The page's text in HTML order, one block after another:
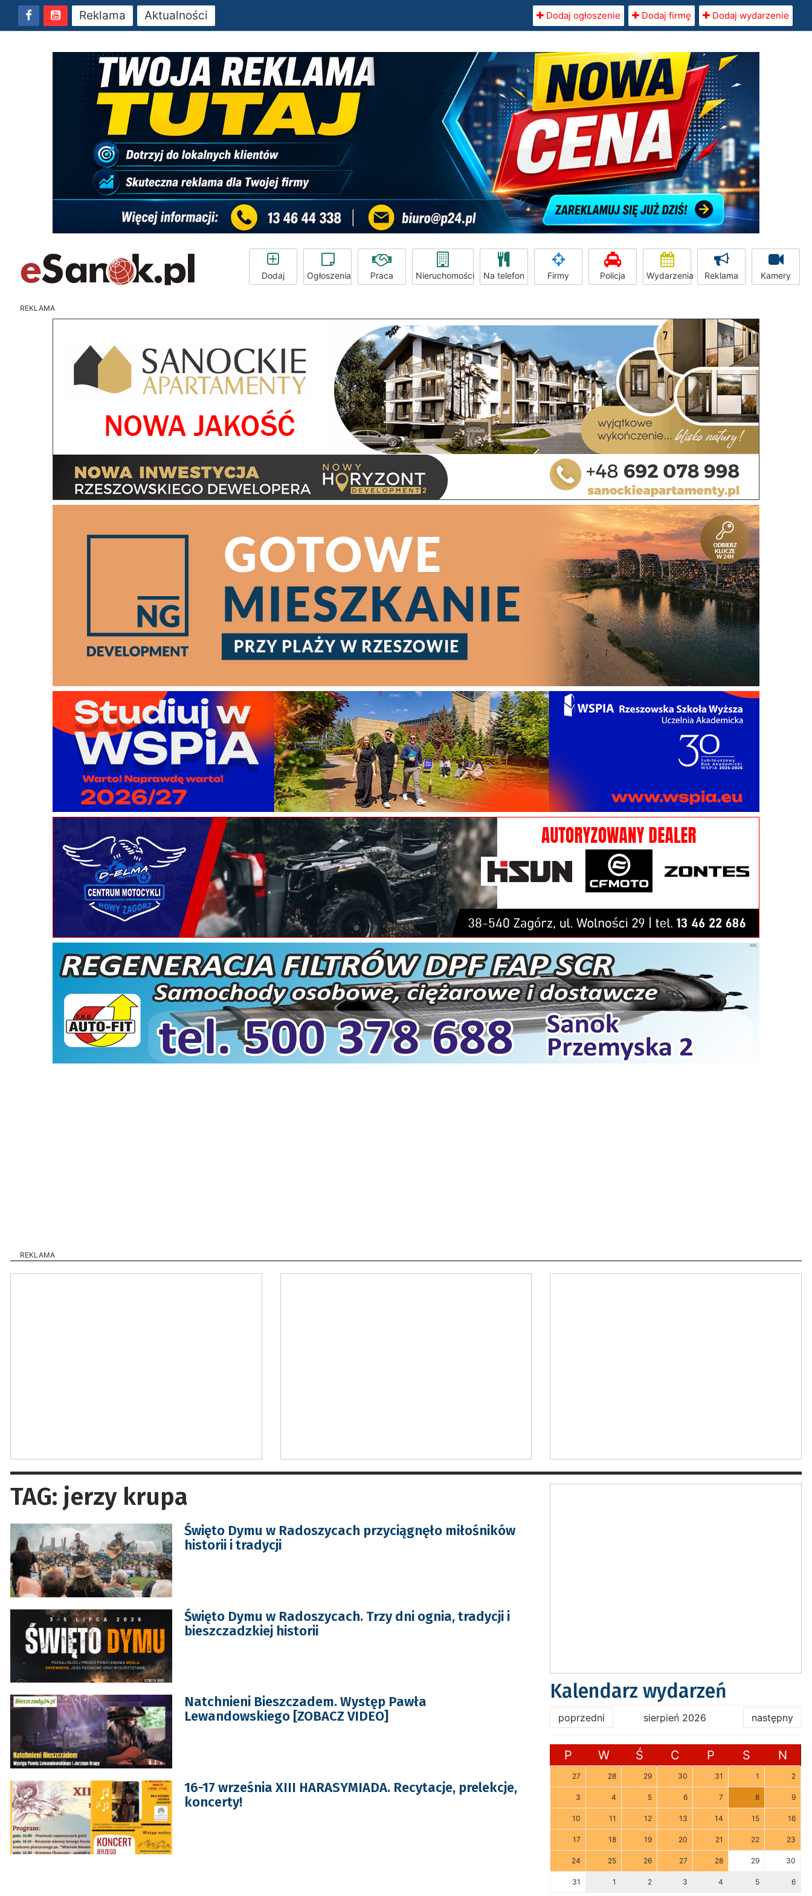
Reklama Aktualności Dodaj ogłoszenie Dodaj firmę Dodaj wydarzenie
Dodaj Ogłoszenia Praca Nieruchomości Na telefon Firmy Policja Wydarzenia Reklama Kamery
REKLAMA
REKLAMA
TAG: jerzy krupa
Święto Dymu w Radoszycach przyciągnęło miłośników
historii i tradycji
Święto Dymu w Radoszycach. Trzy dni ognia, tradycji i
bieszczadzkiej historii
Natchnieni Bieszczadem. Występ Pawła
Lewandowskiego [ZOBACZ VIDEO]
16-17 września XIII HARASYMIADA. Recytacje, prelekcje,
koncerty!
Kalendarz wydarzeń
poprzedni sierpień 2026 następny
P W Ś C P S N
27 28 29 30 31 1 2
3 4 5 6 7 8 9
10 11 12 13 14 15 16
17 18 19 20 21 22 23
24 25 26 27 28 29 30
31 1 2 3 4 5 6